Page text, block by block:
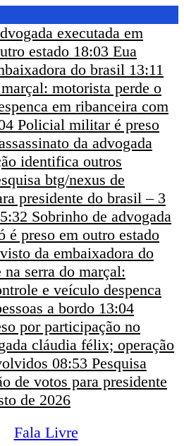
executada em
estado 18:03 Eua
do brasil 13:11
motorista perde o
em ribanceira com
Policial militar é preso
da advogada
identifica outros
btg/nexus de
presidente do brasil – 3
Sobrinho de advogada
é preso em outro estado
da embaixadora do
na serra do marçal:
e veículo despenca
a bordo 13:04
por participação no
cláudia félix; operação
08:53 Pesquisa
de votos para presidente
de 2026